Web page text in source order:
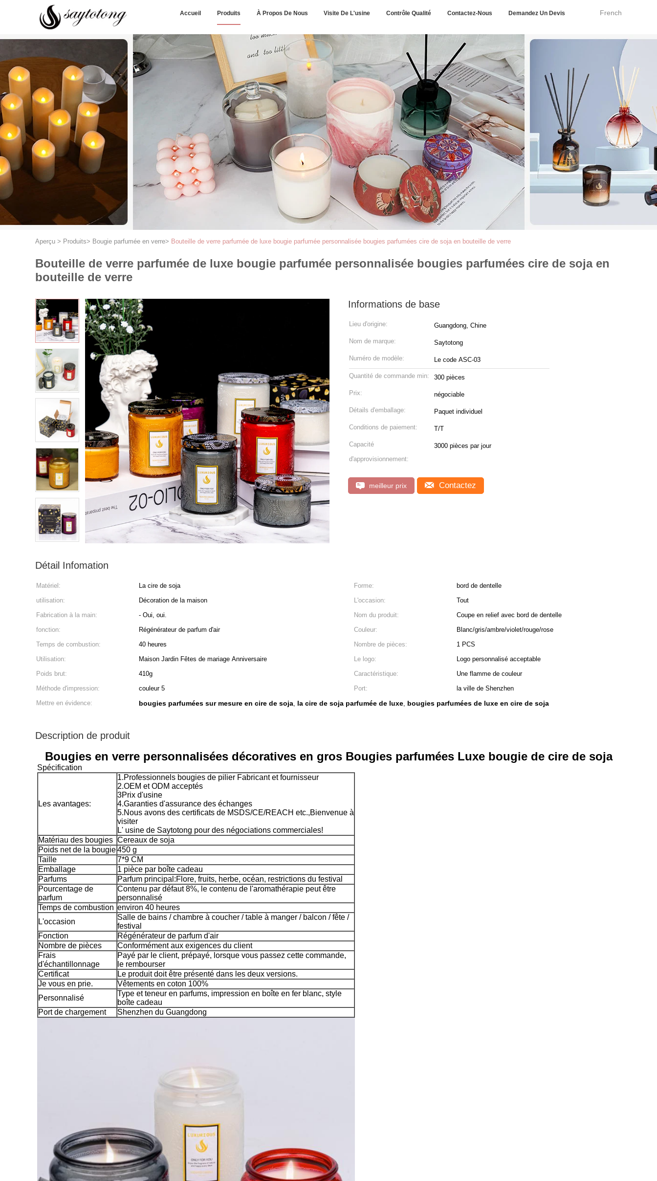
French
Accueil Produits À Propos De Nous Visite De L'usine Contrôle Qualité Contactez-Nous Demandez Un Devis
Aperçu > Produits> Bougie parfumée en verre> Bouteille de verre parfumée de luxe bougie parfumée personnalisée bougies parfumées cire de soja en bouteille de verre
Bouteille de verre parfumée de luxe bougie parfumée personnalisée bougies parfumées cire de soja en
bouteille de verre
Informations de base
Lieu d'origine: Guangdong, Chine
Nom de marque: Saytotong
Numéro de modèle: Le code ASC-03
Quantité de commande min: 300 pièces
Prix: négociable
Détails d'emballage: Paquet individuel
Conditions de paiement: T/T
Capacité
d'approvisionnement:
3000 pièces par jour
meilleur prix Contactez
Détail Infomation
Matériel: La cire de soja Forme:
bord de dentelle
utilisation:
Décoration de la maison L'occasion:
Tout
Fabrication à la main:
- Oui, oui. Nom du produit:
Coupe en relief avec bord de dentelle
fonction:
Régénérateur de parfum d'air Couleur:
Blanc/gris/ambre/violet/rouge/rose
Temps de combustion:
40 heures Nombre de pièces:
1 PCS
Utilisation:
Maison Jardin Fêtes de mariage Anniversaire Le logo:
Logo personnalisé acceptable
Poids brut:
410g Caractéristique:
Une flamme de couleur
Méthode d'impression:
couleur 5 Port:
la ville de Shenzhen
Mettre en évidence:
bougies parfumées sur mesure en cire de soja, la cire de soja parfumée de luxe, bougies parfumées de luxe en cire de soja
Description de produit
Bougies en verre personnalisées décoratives en gros Bougies parfumées Luxe bougie de cire de soja
Spécification
Les avantages:
1.Professionnels bougies de pilier Fabricant et fournisseur
2.OEM et ODM acceptés
3Prix d'usine
4.Garanties d'assurance des échanges
5.Nous avons des certificats de MSDS/CE/REACH etc.,Bienvenue à
visiter
L' usine de Saytotong pour des négociations commerciales!
Matériau des bougies Cereaux de soja
Poids net de la bougie450 g
Taille
7*9 CM
Emballage
1 pièce par boîte cadeau
Parfums
Parfum principal:Flore, fruits, herbe, océan, restrictions du festival
Pourcentage de
parfum
Contenu par défaut 8%, le contenu de l'aromathérapie peut être
personnalisé
Temps de combustion environ 40 heures
L'occasion
Salle de bains / chambre à coucher / table à manger / balcon / fête /
festival
Fonction
Régénérateur de parfum d'air
Nombre de pièces
Conformément aux exigences du client
Frais
d'échantillonnage
Payé par le client, prépayé, lorsque vous passez cette commande,
le rembourser
Certificat
Le produit doit être présenté dans les deux versions.
Je vous en prie.
Vêtements en coton 100%
Personnalisé
Type et teneur en parfums, impression en boîte en fer blanc, style
boîte cadeau
Port de chargement
Shenzhen du Guangdong